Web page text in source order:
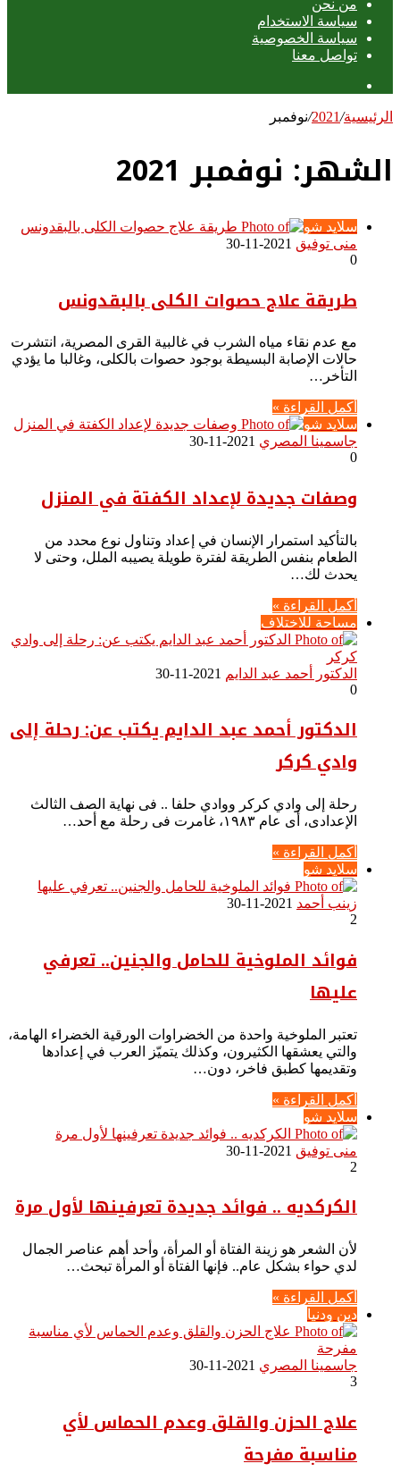
من نحن
سياسة الاستخدام
سياسة الخصوصية
تواصل معنا
الرئيسية/
2021
/نوفمبر
الشهر: نوفمبر 2021
سلايد شو
منى توفيق 2021-11-30
0
طريقة علاج حصوات الكلى بالبقدونس
مع عدم نقاء مياه الشرب في غالبية القرى المصرية، انتشرت
حالات الإصابة البسيطة بوجود حصوات بالكلى، وغالبا ما يؤدي
التأخر…
أكمل القراءة »
سلايد شو
جاسمينا المصري 2021-11-30
0
وصفات جديدة لإعداد الكفتة في المنزل
بالتأكيد استمرار الإنسان في إعداد وتناول نوع محدد من
الطعام بنفس الطريقة لفترة طويلة يصيبه الملل، وحتى لا
يحدث لك…
أكمل القراءة »
مساحة للاختلاف
الدكتور أحمد عبد الدايم 2021-11-30
0
الدكتور أحمد عبد الدايم يكتب عن: رحلة إلى
وادي كركر
رحلة إلى وادي كركر ووادي حلفا .. فى نهاية الصف الثالث
الإعدادى، أى عام ١٩٨٣، غامرت فى رحلة مع أحد…
أكمل القراءة »
سلايد شو
زينب أحمد 2021-11-30
2
فوائد الملوخية للحامل والجنين.. تعرفي
عليها
تعتبر الملوخية واحدة من الخضراوات الورقية الخضراء الهامة،
والتي يعشقها الكثيرون، وكذلك يتميّز العرب في إعدادها
وتقديمها كطبق فاخر، دون…
أكمل القراءة »
سلايد شو
منى توفيق 2021-11-30
2
الكركديه .. فوائد جديدة تعرفينها لأول مرة
لأن الشعر هو زينة الفتاة أو المرأة، وأحد أهم عناصر الجمال
لدي حواء بشكل عام.. فإنها الفتاة أو المرأة تبحث…
أكمل القراءة »
دين ودنيا
جاسمينا المصري 2021-11-30
3
علاج الحزن والقلق وعدم الحماس لأي
مناسبة مفرحة